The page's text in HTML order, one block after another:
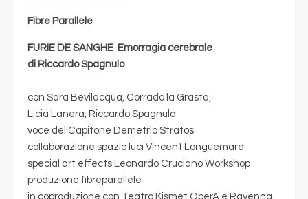
Fibre Parallele
FURIE DE SANGHE Emorragia cerebrale
di Riccardo Spagnulo
con Sara Bevilacqua, Corrado la Grasta,
Licia Lanera, Riccardo Spagnulo
voce del Capitone Demetrio Stratos
collaborazione spazio luci Vincent Longuemare
special art effects Leonardo Cruciano Workshop
produzione fibreparallele
in coproduzione con Teatro Kismet OperA e Ravenna